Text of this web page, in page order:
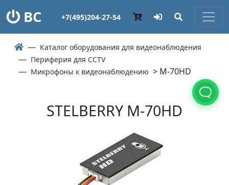
ВС +7(495)204-27-54
Каталог оборудования для видеонаблюдения
Периферия для CCTV
Микрофоны к видеонаблюдению > M-70HD
STELBERRY M-70HD